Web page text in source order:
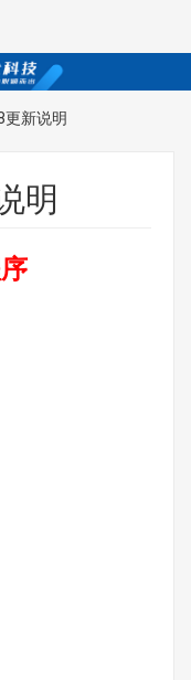
更新说明
明